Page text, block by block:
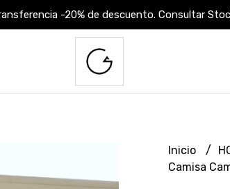
-20% de descuento. Consultar
Inicio
Camisa